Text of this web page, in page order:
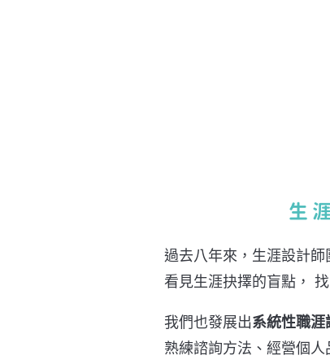
生
過去八年來，生涯設計
看見生涯抉擇的盲點，
我們也發展出系統性職涯
熟練諮詢方法、經營個